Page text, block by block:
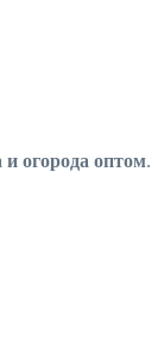
огорода оптом.